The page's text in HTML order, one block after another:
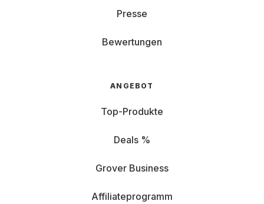
Presse
Bewertungen
ANGEBOT
Top-Produkte
Deals %
Grover Business
Affiliateprogramm